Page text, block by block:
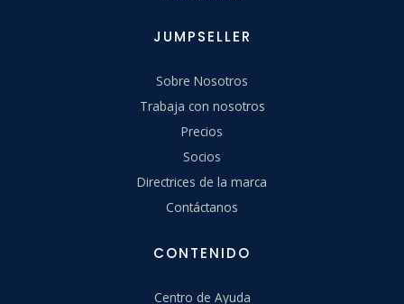
JUMPSELLER
Sobre Nosotros
Trabaja con nosotros
Precios
Socios
Directrices de la marca
Contáctanos
CONTENIDO
Centro de Ayuda